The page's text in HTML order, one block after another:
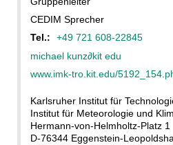
CEDIM Sprecher
Tel.:
+49 721 608-22845
michael kunz∂kit edu
www.imk-tro.kit.edu/
Karlsruher Institut für
Institut für Meteorologie und
Hermann-von-Helmholtz-Platz 1
D-76344 Eggenstein-